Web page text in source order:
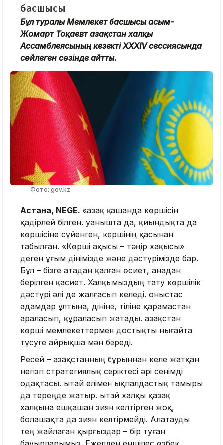
басшысы
Бұл туралы Мемлекет басшысы Қасым-
Жомарт Тоқаевт Қазақстан халқы
Ассамблеясының кезекті ХХХІV сессиясында
сөйлеген сөзінде айтты.
Фото: gov.kz
Астана, NEGE. «Қазақ қашанда көршісін
қадірлей білген. Қуанышта да, қиындықта да
көршісіне сүйенген, көршінің қасынан
табылған. «Көрші ақысы – тәңір хақысы»
деген ұғым дінімізде және дәстүрімізде бар.
Бұл – бізге атадан қалған өсиет, анадан
берілген қасиет. Халқымыздың тату көршілік
дәстүрі әлі де жалғасып келеді. Қоныстас
адамдар ұлтына, дініне, тіліне қарамастан
араласып, құраласып жатады. Қазақстан
көрші мемлекеттермен достықты нығайта
түсуге айрықша мән береді.
Ресей – Қазақстанның бұрыннан келе жатқан
негізгі стратегиялық серіктесі әрі сенімді
одақтасы. Қытай елімен ықпалдастық тамыры
да тереңде жатыр. Қытай халқы қазақ
халқына ешқашан зиян келтірген жоқ,
болашақта да зиян келтірмейді. Алатауды
тең жайлаған қырғыздар – бір туған